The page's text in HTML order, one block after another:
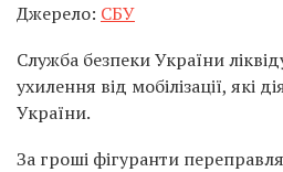
Джерело: СБУ
Служба безпеки України
ухилення від мобілізації, які
України.
За гроші фігуранти